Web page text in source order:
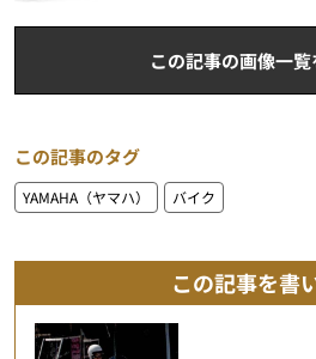
この記事の画像一覧
この記事のタグ
YAMAHA（ヤマハ） バイク
この記事を書